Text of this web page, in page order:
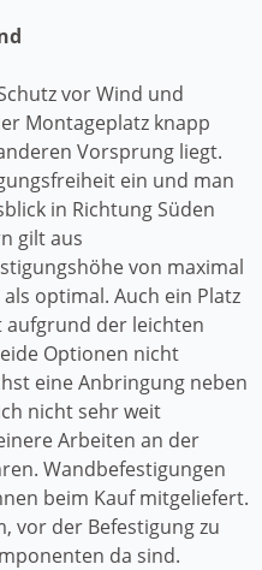
vor Wind und
Montageplatz knapp
Vorsprung liegt.
ein und man
in Richtung Süden
gilt aus
von maximal
optimal. Auch ein Platz
aufgrund der leichten
Optionen nicht
eine Anbringung neben
nicht sehr weit
Arbeiten an der
Wandbefestigungen
beim Kauf mitgeliefert.
vor der Befestigung zu
da sind.